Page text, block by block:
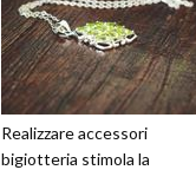
Realizzare accessori
bigiotteria stimola la